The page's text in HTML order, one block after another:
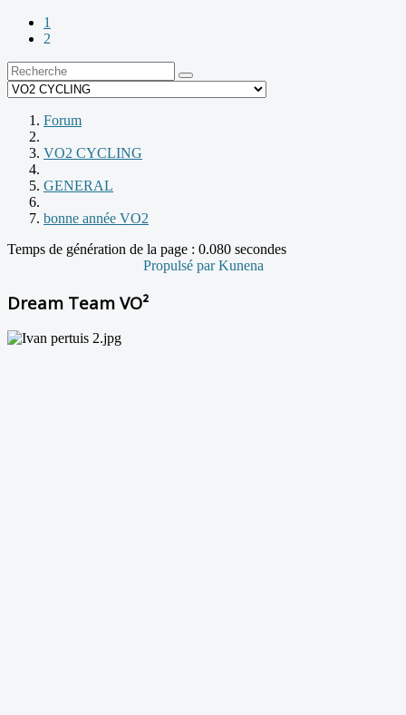
1
2
Forum
VO2 CYCLING
GENERAL
bonne année VO2
Temps de génération de la page : 0.080 secondes
Propulsé parKunena
Dream Team VO²